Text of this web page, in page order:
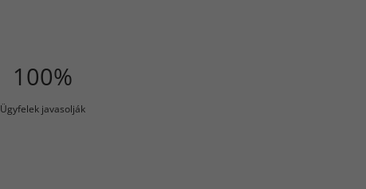
100%
Ügyfelek javasolják